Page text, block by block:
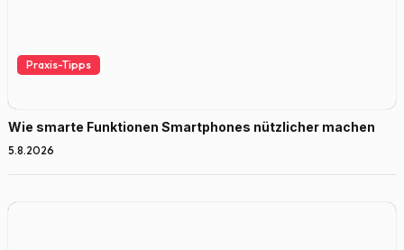
Praxis-Tipps
Wie smarte Funktionen Smartphones nützlicher machen
5.8.2026